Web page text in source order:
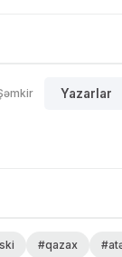
Yazarlar
#qazax